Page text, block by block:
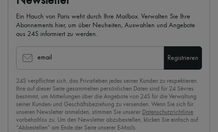
Ein Hauch von Paris weht durch Ihre Mailbox. Verwalten Sie Ihre
Abonnements hier, um über Neuheiten, Auswahlen und Angebote
aus 24S informiert zu werden.
email Registrieren
24S verpflichtet sich, das Privatleben jedes seiner Kunden zu respektieren.
Ihre auf dieser Seite gesammelten persönlichen Daten sind für 24 Sèvres
bestimmt, um Mitteilungen über die Angebote von 24S für die Verwaltung
seiner Kunden- und Geschäftsbeziehung zu versenden. Wenn Sie sich für
unseren Newsletter anmelden, stimmen Sie unserer Datenschutzrichtlinie
vorbehaltlos zu. Um den Newsletter abzubestellen, klicken Sie einfach auf
“Abbestellen” am Ende der Seite unserer E-Mails.